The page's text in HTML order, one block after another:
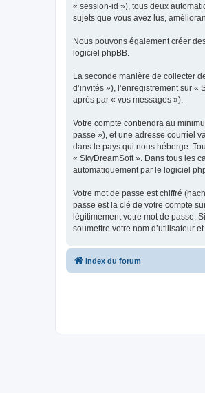
« session-id »), tous deux
sujets que vous avez lus,
Nous pouvons également créer
logiciel phpBB.
La seconde manière de collecter
d’invités »), l’enregistrement sur
après par « vos messages »).
Votre compte contiendra au
passe »), et une adresse courriel
dans le pays qui nous héberge.
« SkyDreamSoft ». Dans tous les
automatiquement par le logiciel
Votre mot de passe est chiffré
passe est la clé de votre compte
légitimement votre mot de passe.
soumettre votre nom d’utilisateur
Index du forum